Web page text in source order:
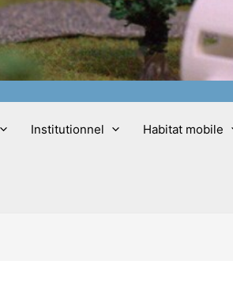
Institutionnel Habitat mobile